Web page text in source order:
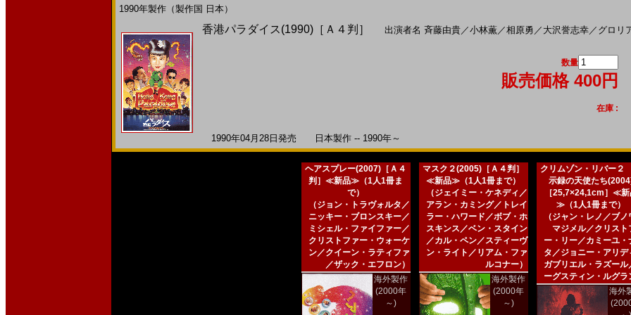
1990年製作（製作国 日本）
香港パラダイス(1990)［Ａ４判］ 出演者名 斉藤由貴／小林薫／相原勇 ／ 大沢誉志幸／ グロリ
数量
販売価格 400円
在庫 :
1990年04月28日発売 日本製作 -- 1990年～
ヘアスプレー(2007)［Ａ４
判］≪新品≫（1人1冊ま
で）
（ジョン・トラヴォルタ／
ニッキー・ブロンスキー／
ミシェル・ファイファー／
クリストファー・ウォーケ
ン／クイーン・ラティファ
／ザック・エフロン）
海外製作
(2000年
～)
マスク２(2005)［Ａ４判］
≪新品≫（1人1冊まで）
（ジェイミー・ケネディ／
アラン・カミング／トレイ
ラー・ハワード／ボブ・ホ
スキンス／ベン・スタイン
／カル・ペン／スティーヴ
ン・ライト／リアム・ファ
ルコナー）
海外製作
(2000年
～)
クリムゾン・リバー
示録の天使たち
［25,7×24,1cm］≪新
≫（1人1冊まで）
（ジャン・レノ／ブノ
マジメル／クリスト
ー・リー／カミーユ・
タ／ジョニー・アリデ
ガブリエル・ラズール
ーグスティン・ルグラ
海外